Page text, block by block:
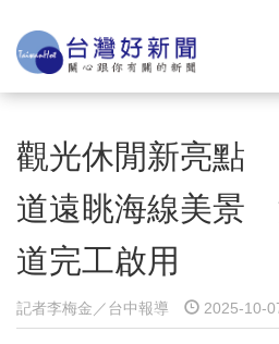
觀光休閒新亮點
道遠眺海線美景
道完工啟用
記者李梅金／台中報導 2025-10-